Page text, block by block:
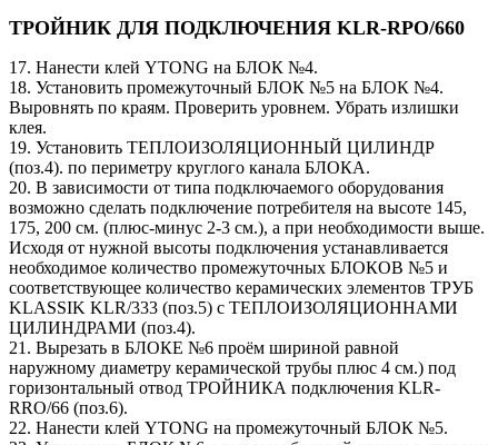
ТРОЙНИК ДЛЯ ПОДКЛЮЧЕНИЯ KLR-RPO/660
17. Нанести клей YTONG на БЛОК №4.
18. Установить промежуточный БЛОК №5 на БЛОК №4.
Выровнять по краям. Проверить уровнем. Убрать излишки
клея.
19. Установить ТЕПЛОИЗОЛЯЦИОННЫЙ ЦИЛИНДР
(поз.4). по периметру круглого канала БЛОКА.
20. В зависимости от типа подключаемого оборудования
возможно сделать подключение потребителя на высоте 145,
175, 200 см. (плюс-минус 2-3 см.), а при необходимости выше.
Исходя от нужной высоты подключения устанавливается
необходимое количество промежуточных БЛОКОВ №5 и
соответствующее количество керамических элементов ТРУБ
KLASSIK KLR/333 (поз.5) c ТЕПЛОИЗОЛЯЦИОННАМИ
ЦИЛИНДРАМИ (поз.4).
21. Вырезать в БЛОКЕ №6 проём шириной равной
наружному диаметру керамической трубы плюс 4 см.) под
горизонтальный отвод ТРОЙНИКА подключения KLR-
RRO/66 (поз.6).
22. Нанести клей YTONG на промежуточный БЛОК №5.